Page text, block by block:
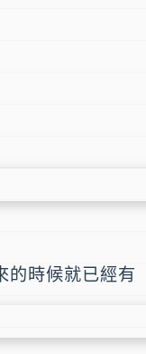
的時候就已經有